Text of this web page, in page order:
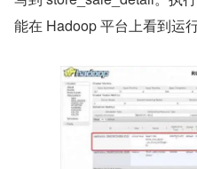
能在 Hadoop 平台上看到运